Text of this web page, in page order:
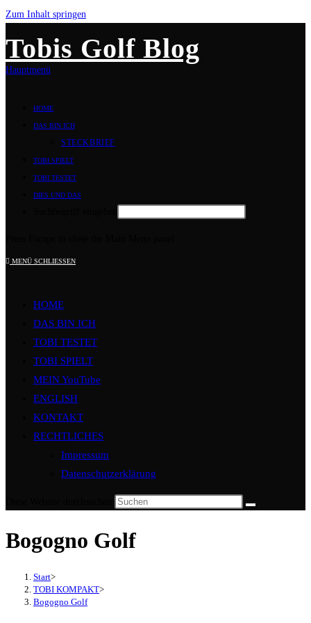
Zum Inhalt springen
Tobis Golf Blog
Hauptmenü
HOME
DAS BIN ICH
STECKBRIEF
TOBI SPIELT
TOBI TESTET
DIES UND DAS
MENÜ SCHLIESSEN
HOME
DAS BIN ICH
TOBI TESTET
TOBI SPIELT
MEIN YouTube
ENGLISH
KONTAKT
RECHTLICHES
Impressum
Datenschutzerklärung
Bogogno Golf
Start>
TOBI KOMPAKT>
Bogogno Golf